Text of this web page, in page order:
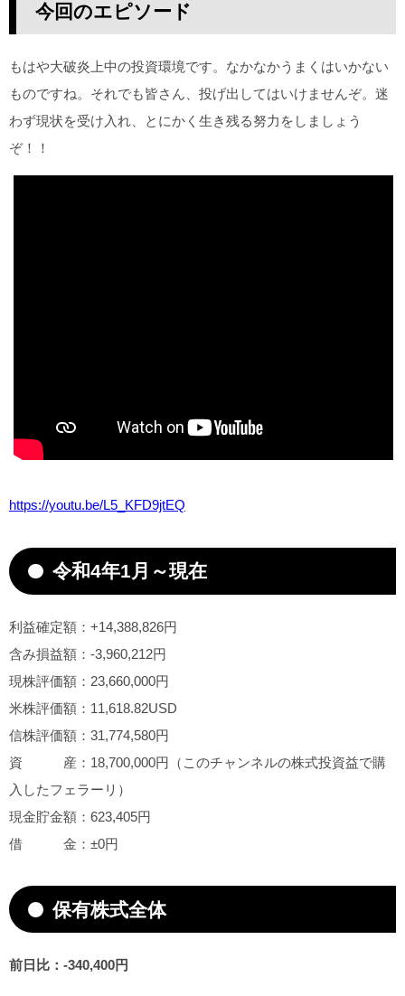
今回のエピソード
もはや大破炎上中の投資環境です。なかなかうまくはいかない
ものですね。それでも皆さん、投げ出してはいけませんぞ。迷
わず現状を受け入れ、とにかく生き残る努力をしましょう
ぞ！！
https://youtu.be/L5_KFD9jtEQ
令和4年1月～現在
利益確定額：+14,388,826円
含み損益額：-3,960,212円
現株評価額：23,660,000円
米株評価額：11,618.82USD
信株評価額：31,774,580円
資 産：18,700,000円（このチャンネルの株式投資益で購
入したフェラーリ）
現金貯金額：623,405円
借 金：±0円
保有株式全体
前日比：-340,400円